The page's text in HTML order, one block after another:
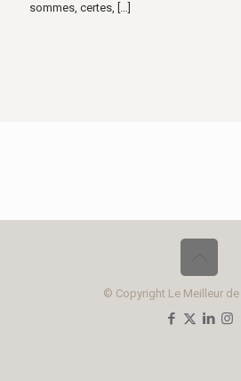
sommes, certes, […]
© Copyright Le Meilleur de